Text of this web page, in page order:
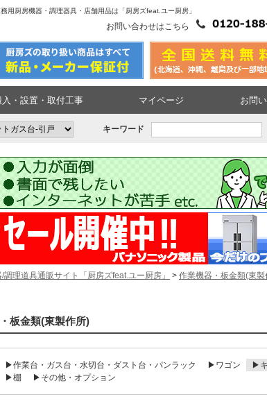
用厨房機器・調理器具・店舗用品は「厨房ズfeat.ユー厨房」
お問い合わせはこちら
入・設置・取付工事 マイページ お問
キーワード
調理道具通販サイト「厨房ズfeat.ユー厨房」 > 作業機器・板金類(東製
板金類(東製作所)
▶作業台・ガス台・水切台・ダスト台・パンラック ▶ワゴン ▶
▶棚 ▶その他・オプション